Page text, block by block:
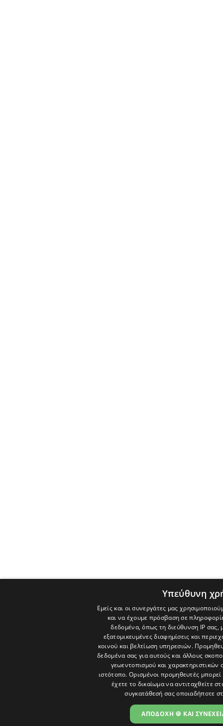
Υπεύθυνη
Εμείς και οι συνεργάτες μας
και να έχουμε πρόσβαση σε
δεδομένα, όπως τη διεύθυνση IP σας,
εξατομικευμένες διαφημίσεις και
κοινού και βελτίωση υπηρεσιών.
δεδομένα σας για αυτούς και άλλους
γεωεντοπισμού και χαρακτηριστικών
ιστότοπο. Ορισμένοι προμηθευτές
έχετε το δικαίωμα να αντιταχθείτε
συγκατάθεσή σας οποιαδήποτε
ΑΠΟΔΟΧΗ 🍪 ΚΑΙ